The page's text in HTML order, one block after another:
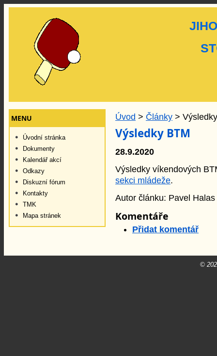
Úvod > Články >
Výsledky BTM
28.9.2020
Výsledky víkendových
sekci mládeže.
Autor článku: Pavel Halas
Komentáře
Přidat komentář
MENU
Úvodní stránka
Dokumenty
Kalendář akcí
Odkazy
Diskuzní fórum
Kontakty
TMK
Mapa stránek
©